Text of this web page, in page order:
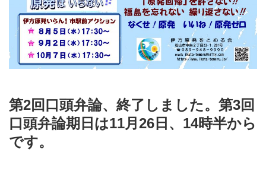
第2回口頭弁論、終了しました。第3回
口頭弁論期日は11月26日、14時半から
です。